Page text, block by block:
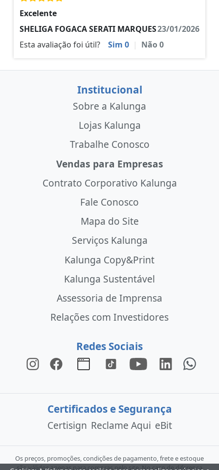
Excelente
SHELIGA FOGACA SERATI MARQUES23/01/2026
Esta avaliação foi útil?
Sim 0 | Não0
Institucional
Sobre a Kalunga
Lojas Kalunga
Trabalhe Conosco
Vendas para Empresas
Contrato Corporativo Kalunga
Fale Conosco
Mapa do Site
Serviços Kalunga
Kalunga Copy&Print
Kalunga Sustentável
Assessoria de Imprensa
Relações com Investidores
Redes Sociais
Certificados e Segurança
Certisign Reclame Aqui eBit
Os preços, promoções, condições de pagamento, frete e estoque
são válidos apenas para compras pelo site. No caso de diferença